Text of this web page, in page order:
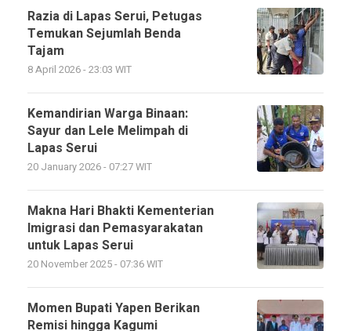
Razia di Lapas Serui, Petugas
Temukan Sejumlah Benda
Tajam
8 April 2026 - 23:03 WIT
Kemandirian Warga Binaan:
Sayur dan Lele Melimpah di
Lapas Serui
20 January 2026 - 07:27 WIT
Makna Hari Bhakti Kementerian
Imigrasi dan Pemasyarakatan
untuk Lapas Serui
20 November 2025 - 07:36 WIT
Momen Bupati Yapen Berikan
Remisi hingga Kagumi